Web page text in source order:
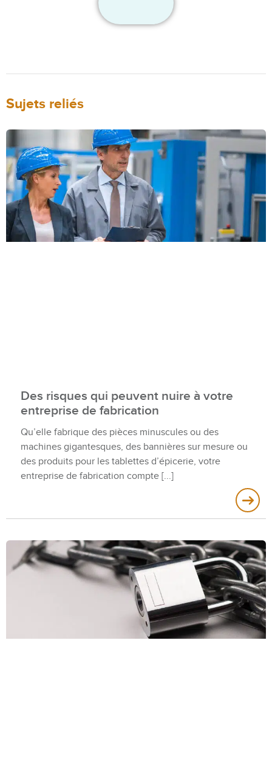
Sujets reliés
Des risques qui peuvent nuire à votre
entreprise de fabrication
Qu’elle fabrique des pièces minuscules ou des
machines gigantesques, des bannières sur mesure ou
des produits pour les tablettes d’épicerie, votre
entreprise de fabrication compte